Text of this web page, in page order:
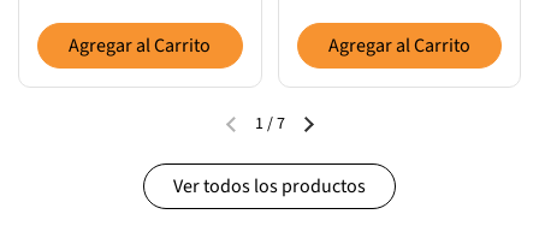
Agregar al Carrito Agregar al Carrito
1/7
Ver todos los productos